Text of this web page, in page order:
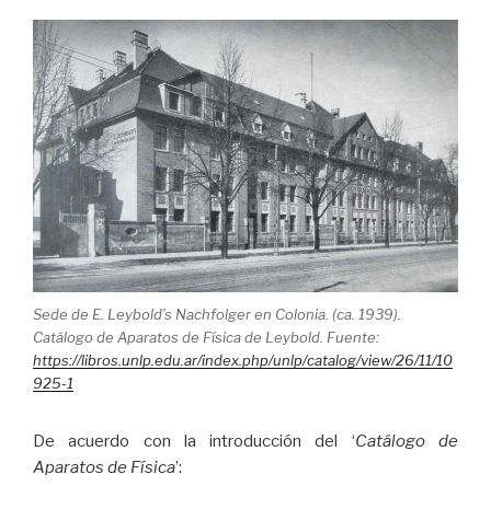
Sede de E. Leybold’s Nachfolger en Colonia. (ca. 1939).
Catálogo de Aparatos de Física de Leybold. Fuente:
https://libros.unlp.edu.ar/index.php/unlp/catalog/view/26/11/10
925-1
De acuerdo con la introducción del ‘Catálogo de
Aparatos de Física’: